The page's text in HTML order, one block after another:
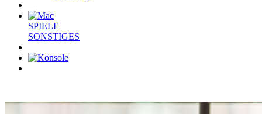
SPIELE
SONSTIGES